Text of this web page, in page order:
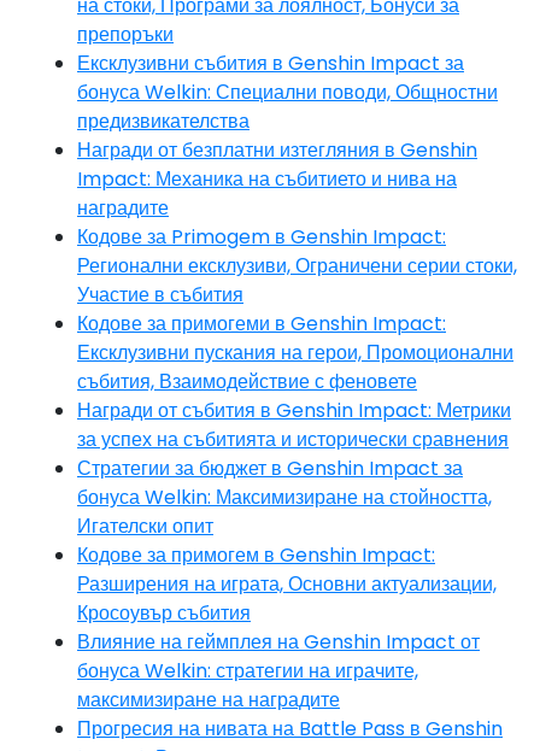
на стоки, Програми за лоялност, Бонуси за
препоръки
Ексклузивни събития в Genshin Impact за
бонуса Welkin: Специални поводи, Общностни
предизвикателства
Награди от безплатни изтегляния в Genshin
Impact: Механика на събитието и нива на
наградите
Кодове за Primogem в Genshin Impact:
Регионални ексклузиви, Ограничени серии стоки,
Участие в събития
Кодове за примогеми в Genshin Impact:
Ексклузивни пускания на герои, Промоционални
събития, Взаимодействие с феновете
Награди от събития в Genshin Impact: Метрики
за успех на събитията и исторически сравнения
Стратегии за бюджет в Genshin Impact за
бонуса Welkin: Максимизиране на стойността,
Игателски опит
Кодове за примогем в Genshin Impact:
Разширения на играта, Основни актуализации,
Кросоувър събития
Влияние на геймплея на Genshin Impact от
бонуса Welkin: стратегии на играчите,
максимизиране на наградите
Прогресия на нивата на Battle Pass в Genshin